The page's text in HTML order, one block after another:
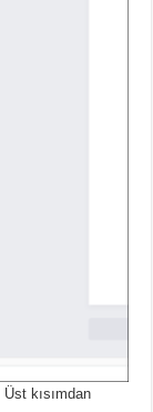
Üst kısımdan